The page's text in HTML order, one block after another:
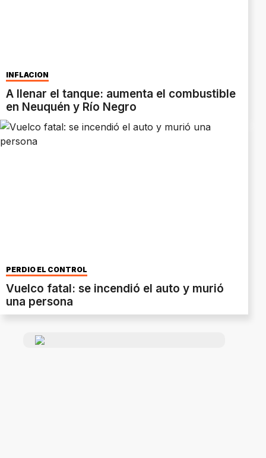
INFLACIÓN
A llenar el tanque: aumenta el combustible
en Neuquén y Río Negro
PERDIÓ EL CONTROL
Vuelco fatal: se incendió el auto y murió
una persona